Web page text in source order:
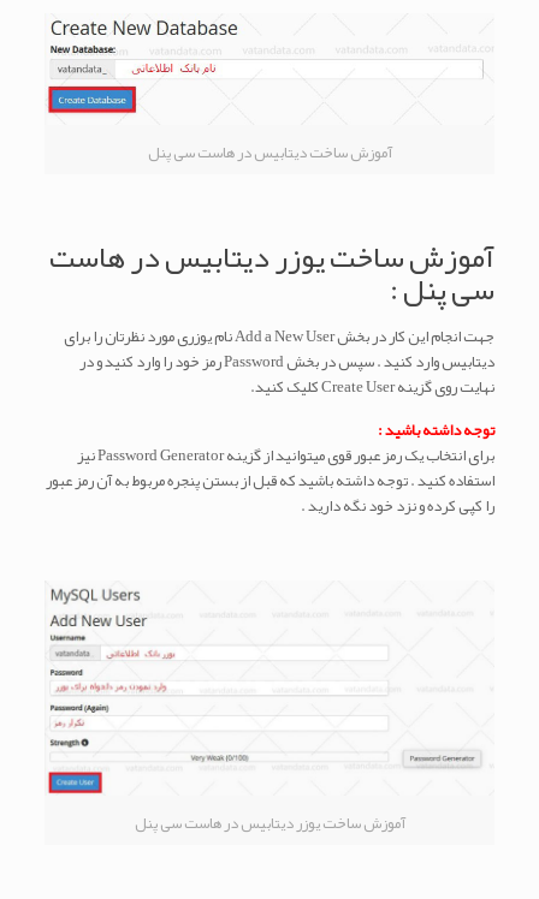
آموزش ساخت دیتابیس در هاست سی پنل
آموزش ساخت یوزر دیتابیس در هاست
سی پنل :
جهت انجام این کار در بخش Add a New User نام یوزری مورد نظرتان را برای
دیتابیس وارد کنید . سپس در بخش Password رمز خود را وارد کنید و در
نهایت روی گزینه Create User کلیک کنید.
توجه داشته باشید :
برای انتخاب یک رمز عبور قوی میتوانید از گزینه Password Generator نیز
استفاده کنید . توجه داشته باشید که قبل از بستن پنجره مربوط به آن رمز عبور
را کپی کرده و نزد خود نگه دارید .
آموزش ساخت یوزر دیتابیس در هاست سی پنل